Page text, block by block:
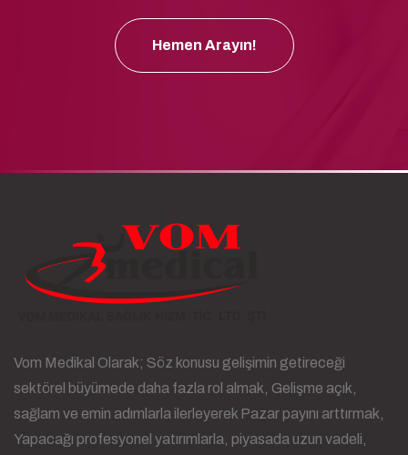
Hemen Arayın!
Vom Medikal Olarak; Söz konusu gelişimin getireceği
sektörel büyümede daha fazla rol almak, Gelişme açık,
sağlam ve emin adımlarla ilerleyerek Pazar payını arttırmak,
Yapacağı profesyonel yatırımlarla, piyasada uzun vadeli,